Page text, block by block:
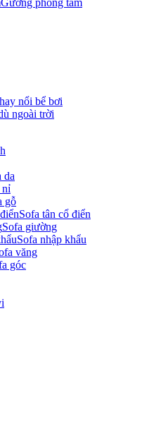
Gương phòng tắm
nổi bể bơi
ngoài trời
da
nỉ
gỗ
Sofa tân cổ điển
Sofa giường
Sofa nhập khẩu
văng
góc